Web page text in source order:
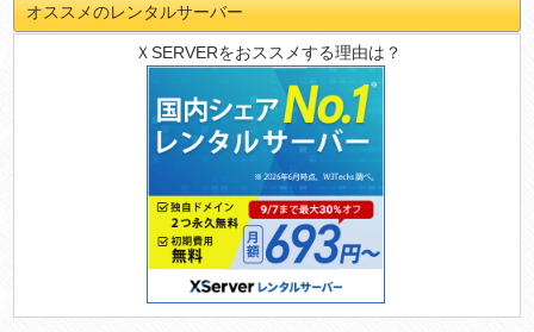
オススメのレンタルサーバー
ＸSERVERをおススメする理由は？